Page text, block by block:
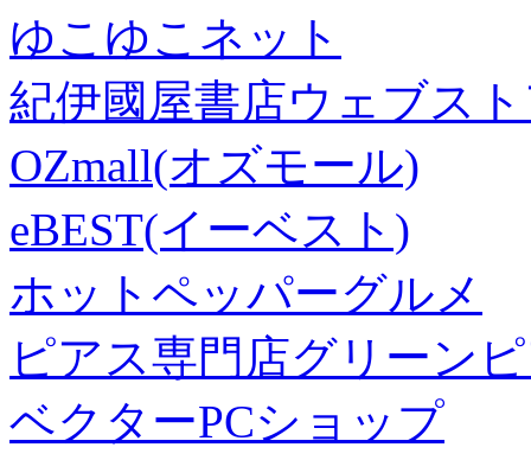
ゆこゆこネット
紀伊國屋書店ウェブス
OZmall(オズモール)
eBEST(イーベスト)
ホットペッパーグルメ
ピアス専門店グリーン
ベクターPCショップ